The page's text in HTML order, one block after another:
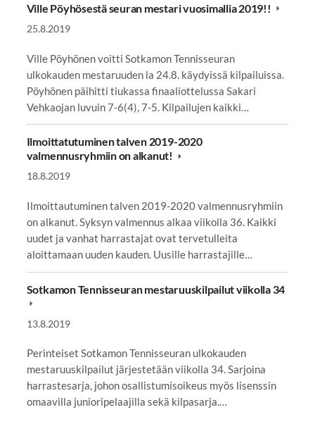
Ville Pöyhösestä seuran mestari vuosimallia 2019!!
25.8.2019
Ville Pöyhönen voitti Sotkamon Tennisseuran
ulkokauden mestaruuden la 24.8. käydyissä kilpailuissa.
Pöyhönen päihitti tiukassa finaaliottelussa Sakari
Vehkaojan luvuin 7-6(4), 7-5. Kilpailujen kaikki…
Ilmoittatutuminen talven 2019-2020
valmennusryhmiin on alkanut!
18.8.2019
Ilmoittautuminen talven 2019-2020 valmennusryhmiin
on alkanut. Syksyn valmennus alkaa viikolla 36. Kaikki
uudet ja vanhat harrastajat ovat tervetulleita
aloittamaan uuden kauden. Uusille harrastajille…
Sotkamon Tennisseuran mestaruuskilpailut viikolla 34
13.8.2019
Perinteiset Sotkamon Tennisseuran ulkokauden
mestaruuskilpailut järjestetään viikolla 34. Sarjoina
harrastesarja, johon osallistumisoikeus myös lisenssin
omaavilla junioripelaajilla sekä kilpasarja.…